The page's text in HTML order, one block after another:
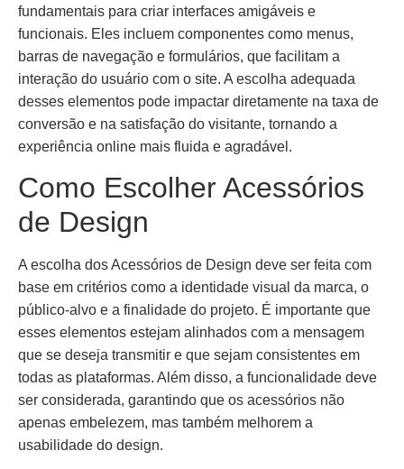
fundamentais para criar interfaces amigáveis e
funcionais. Eles incluem componentes como menus,
barras de navegação e formulários, que facilitam a
interação do usuário com o site. A escolha adequada
desses elementos pode impactar diretamente na taxa de
conversão e na satisfação do visitante, tornando a
experiência online mais fluida e agradável.
Como Escolher Acessórios
de Design
A escolha dos Acessórios de Design deve ser feita com
base em critérios como a identidade visual da marca, o
público-alvo e a finalidade do projeto. É importante que
esses elementos estejam alinhados com a mensagem
que se deseja transmitir e que sejam consistentes em
todas as plataformas. Além disso, a funcionalidade deve
ser considerada, garantindo que os acessórios não
apenas embelezem, mas também melhorem a
usabilidade do design.